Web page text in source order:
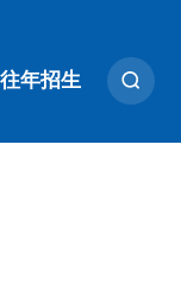
往年招生